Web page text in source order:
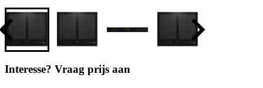
Interesse? Vraag prijs aan